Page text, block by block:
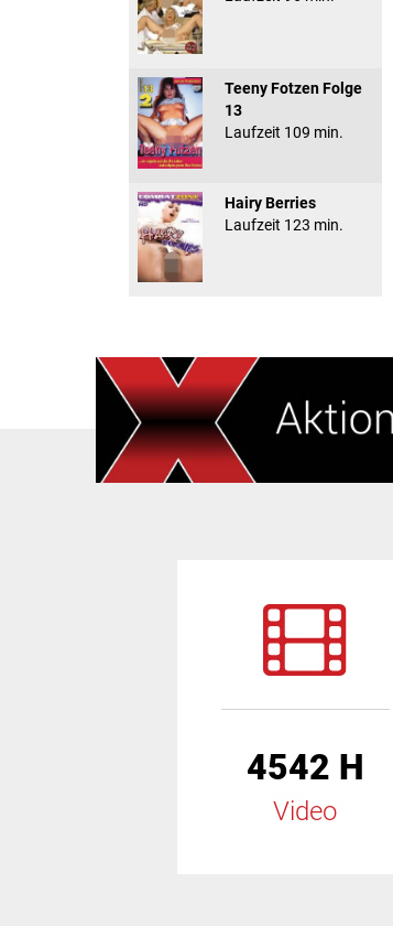
Teeny Fotzen Folge
13
Laufzeit 109 min.
Hairy Berries
Laufzeit 123 min.
4542 H
Video